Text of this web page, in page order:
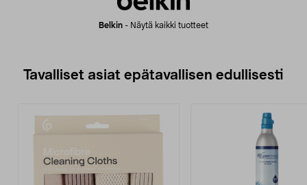
Belkin - Näytä kaikki tuotteet
Tavalliset asiat epätavallisen edullisesti